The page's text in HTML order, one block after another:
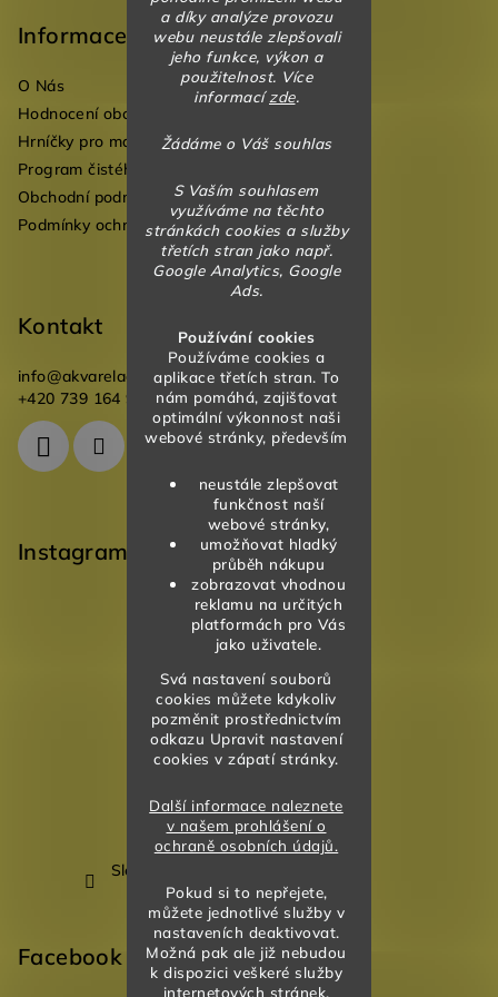
a díky analýze provozu
webu neustále zlepšovali
jeho funkce, výkon a
použitelnost. Více
informacízde.
Žádáme o Váš souhlas
S Vaším souhlasem
využíváme na těchto
stránkách cookies a služby
třetích stran jako např.
Google Analytics, Google
Ads.
Používání cookies
Používáme cookies a
aplikace třetích stran. To
nám pomáhá, zajišťovat
optimální výkonnost naši
webové stránky, především
neustále zlepšovat
funkčnost naší
webové stránky,
umožňovat hladký
průběh nákupu
zobrazovat vhodnou
reklamu na určitých
platformách pro Vás
jako uživatele.
Svá nastavení souborů
cookies můžete kdykoliv
pozměnit prostřednictvím
odkazu Upravit nastavení
cookies v zápatí stránky.
Další informace naleznete
v našem prohlášení o
ochraně osobních údajů.
Pokud si to nepřejete,
můžete jednotlivé služby v
nastaveních deaktivovat.
Možná pak ale již nebudou
k dispozici veškeré služby
internetových stránek.
Informace
O Nás
Hodnocení obchodu
Hrníčky pro mateřské školky
Program čistého vzduchu pro mateřské školy
Obchodní podmínky
Podmínky ochrany osobních údajů
Kontakt
info@akvareladesign.cz
+420 739 164 946
Instagram
Sledovat na Instagramu
Facebook